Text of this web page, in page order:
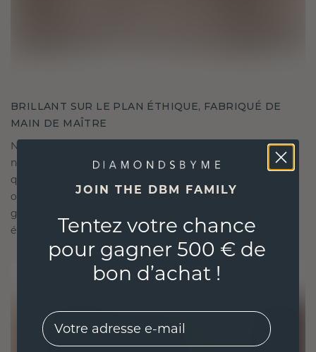
BRILLANT SUR LE PLAN ÉTHIQUE, FABRIQUÉ DE
MAIN DE MAÎTRE
Nous ne choisissons que les matériaux les plus
nobles et respectueux de l'environnement, ainsi
que des diamants synthétiques. Nos experts en
orfèvrerie allient durabilité et savoir-faire inégalé,
garantissant ainsi que vos bijoux sont aussi
éthiques qu'exquis.
JOIN THE DBM FAMILY
Tentez votre chance
pour gagner 500 € de
bon d’achat !
EMail